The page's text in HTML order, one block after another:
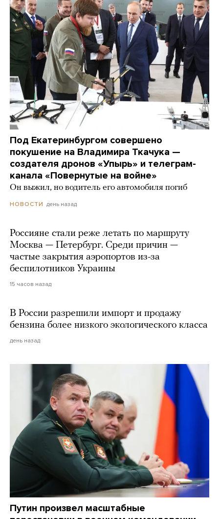
Под Екатеринбургом совершено
покушение на Владимира Ткачука —
создателя дронов «Упырь» и телеграм-
канала «Повернутые на войне»
Он выжил, но водитель его автомобиля погиб
НОВОСТИ день назад
Россияне стали реже летать по маршруту
Москва — Петербург. Среди причин —
частые закрытия аэропортов из-за
беспилотников Украины
15 часов назад
В России разрешили импорт и продажу
бензина более низкого экологического класса
день назад
Путин произвел масштабные